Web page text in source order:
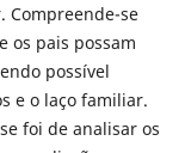
Compreende-se
os pais possam
possível
e o laço familiar.
foi de analisar os